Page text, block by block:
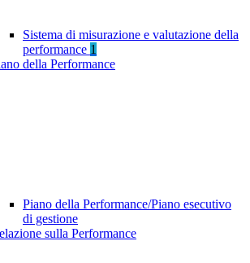
Sistema di misurazione e valutazione della
performance 1
della Performance
Piano della Performance/Piano esecutivo
di gestione
sulla Performance